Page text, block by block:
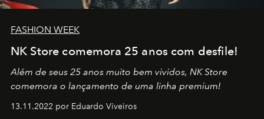
FASHION WEEK
NK Store comemora 25 anos com desfile!
Além de seus 25 anos muito bem vividos, NK Store
comemora o lançamento de uma linha premium!
13.11.2022 por Eduardo Viveiros